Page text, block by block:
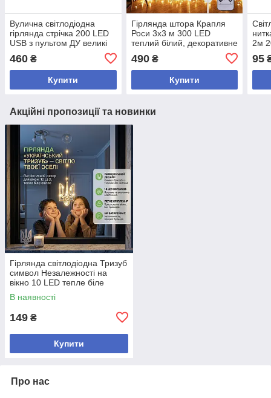
Вулична світлодіодна
гірлянда стрічка 200 LED
USB з пультом ДУ великі
краплі 20 метрів білий 8
режимів
460 ₴
Купити
Гірлянда штора Крапля
Роси 3х3 м 300 LED
теплий білий, декоративне
живленням і пультом
490₴
Купити
2м
95
Акційні пропозиції та новинки
Гірлянда світлодіодна Тризуб
символ Незалежності на
вікно 10 LED тепле біле
світло на присосці
В наявності
149 ₴
Купити
Про нас